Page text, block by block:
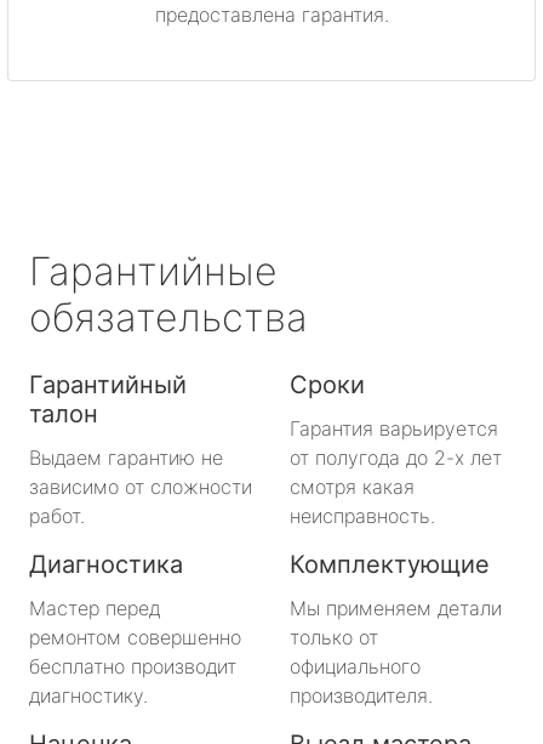
предоставлена гарантия.
Гарантийные
обязательства
Гарантийный
талон
Выдаем гарантию не
зависимо от сложности
работ.
Сроки
Гарантия варьируется
от полугода до 2-х лет
смотря какая
неисправность.
Диагностика
Мастер перед
ремонтом совершенно
бесплатно производит
диагностику.
Комплектующие
Мы применяем детали
только от
официального
производителя.